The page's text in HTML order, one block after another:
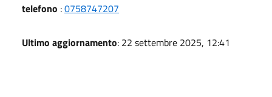
telefono :0758747207
Ultimo aggiornamento: 22 settembre 2025, 12:41